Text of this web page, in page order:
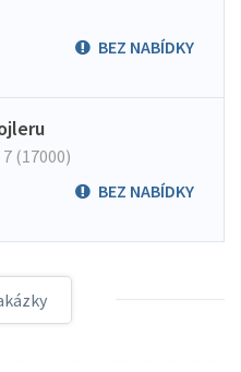
BEZ NABÍDKY
(17000)
BEZ NABÍDKY